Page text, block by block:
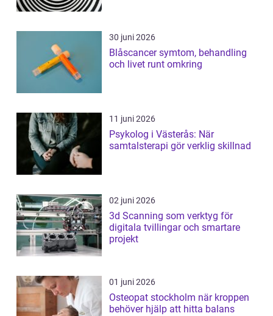
30 juni 2026
Blåscancer symtom, behandling
och livet runt omkring
11 juni 2026
Psykolog i Västerås: När
samtalsterapi gör verklig skillnad
02 juni 2026
3d Scanning som verktyg för
digitala tvillingar och smartare
projekt
01 juni 2026
Osteopat stockholm när kroppen
behöver hjälp att hitta balans